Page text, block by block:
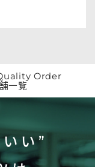
Quality Order
一覧
い”